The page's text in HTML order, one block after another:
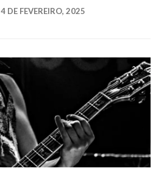
4 DE FEVEREIRO, 2025